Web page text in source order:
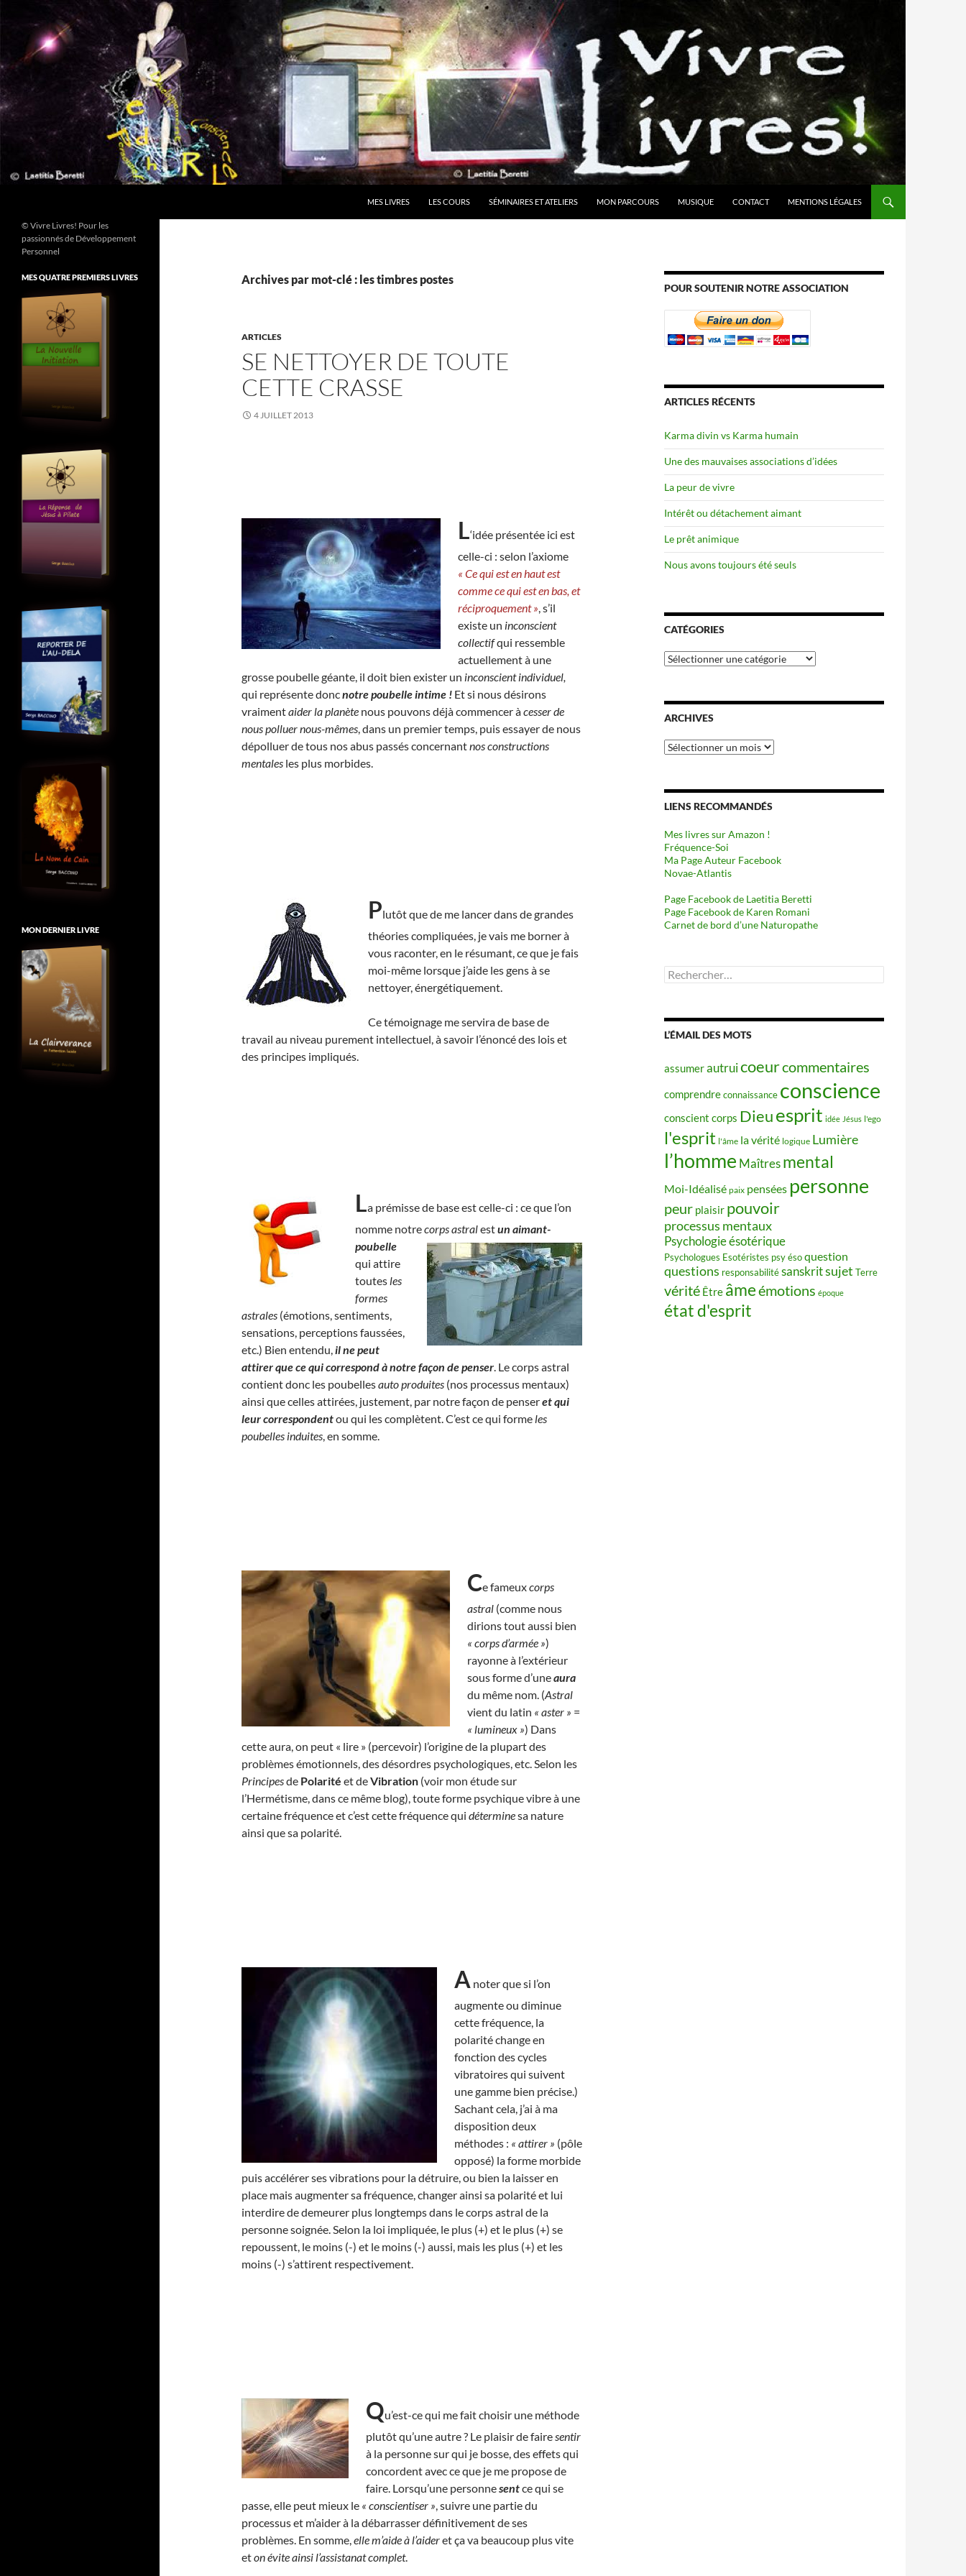
contenu
MES LIVRES LES COURS SÉMINAIRES ET ATELIERS MON PARCOURS MUSIQUE CONTACT MENTIONS LÉGALES
Archives par mot-clé : les timbres postes
ARTICLES
SE NETTOYER DE TOUTE
CETTE CRASSE
4 JUILLET 2013
L‘idée présentée ici est
celle-ci : selon l’axiome
« Ce qui est en haut est
comme ce qui est en bas, et
réciproquement », s’il
existe un inconscient
collectifqui ressemble
actuellement à une
grosse poubelle géante, il doit bien exister un inconscient individuel,
qui représente doncnotre poubelle intime ! Et si nous désirons
vraimentaider la planète nous pouvons déjà commencer àcesser de
nous polluer nous-mêmes, dans un premier temps, puis essayer de nous
dépolluer de tous nos abus passés concernantnos constructions
mentales les plus morbides.
Plutôt que de me lancer dans de grandes
théories compliquées, je vais me borner à
vous raconter, en le résumant, ce que je fais
moi-même lorsque j’aide les gens à se
nettoyer, énergétiquement.
Ce témoignage me servira de base de
travail au niveau purement intellectuel, à savoir l’énoncé des lois et
des principes impliqués.
La prémisse de base est celle-ci : ce que l’on
nomme notrecorps astralestun aimant-
poubelle
qui attire
toutes les
formes
astrales (émotions, sentiments,
sensations, perceptions faussées,
etc.) Bien entendu,il ne peut
attirer que ce qui correspond à notre façon de penser. Le corps astral
contient donc les poubellesauto produites (nos processus mentaux)
ainsi que celles attirées, justement, par notre façon de penseret qui
leur correspondentou qui les complètent. C’est ce qui forme les
poubelles induites, en somme.
Ce fameuxcorps
astral (comme nous
dirions tout aussi bien
« corps d’armée »)
rayonne à l’extérieur
sous forme d’uneaura
du même nom. (Astral
vient du latin « aster » =
« lumineux ») Dans
cette aura, on peut « lire » (percevoir) l’origine de la plupart des
problèmes émotionnels, des désordres psychologiques, etc. Selon les
Principesde Polarité et deVibration (voir mon étude sur
l’Hermétisme, dans ce même blog), toute forme psychique vibre à une
certaine fréquence et c’est cette fréquence qui déterminesa nature
ainsi que sa polarité.
A noter que si l’on
augmente ou diminue
cette fréquence, la
polarité change en
fonction des cycles
vibratoires qui suivent
une gamme bien précise.)
Sachant cela, j’ai à ma
disposition deux
méthodes : « attirer » (pôle
opposé) la forme morbide
puis accélérer ses vibrations pour la détruire, ou bien la laisser en
place mais augmenter sa fréquence, changer ainsi sa polarité et lui
interdire de demeurer plus longtemps dans le corps astral de la
personne soignée. Selon la loi impliquée, le plus (+) et le plus (+) se
repoussent, le moins (-) et le moins (-) aussi, mais les plus (+) et les
moins (-) s’attirent respectivement.
Qu’est-ce qui me fait choisir une méthode
plutôt qu’une autre ? Le plaisir de fairesentir
à la personne sur qui je bosse, des effets qui
concordent avec ce que je me propose de
faire. Lorsqu’une personnesentce qui se
passe, elle peut mieux le « conscientiser », suivre une partie du
processus et m’aider à la débarrasser définitivement de ses
problèmes. En somme,elle m’aide à l’aideret ça va beaucoup plus vite
eton évite ainsi l’assistanat complet.
POUR SOUTENIR NOTRE ASSOCIATION
ARTICLES RÉCENTS
Karma divin vs Karma humain
Une des mauvaises associations d’idées
La peur de vivre
Intérêt ou détachement aimant
Le prêt animique
Nous avons toujours été seuls
CATÉGORIES
Catégories
ARCHIVES
Archives
LIENS RECOMMANDÉS
Mes livres sur Amazon !
Fréquence-Soi
Ma Page Auteur Facebook
Novae-Atlantis
Page Facebook de Laetitia Beretti
Page Facebook de Karen Romani
Carnet de bord d’une Naturopathe
Rechercher :
L’ÉMAIL DES MOTS
assumerautruicoeurcommentaires
comprendreconnaissance conscience
conscient corps Dieuesprit idée Jésus l'ego
l'esprit l'âme la vérité logique Lumière
l’homme Maîtres mental
Moi-Idéalisé paix pensées personne
peur plaisir pouvoir
processus mentaux
Psychologie ésotérique
Psychologues Esotéristes psy ésoquestion
questions responsabilitésanskritsujet Terre
vérité Être âmeémotions époque
état d'esprit
© Vivre Livres! Pour les
passionnés de Développement
Personnel
MES QUATRE PREMIERS LIVRES
MON DERNIER LIVRE